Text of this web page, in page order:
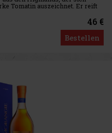
Tomatin auszeichnet. Er reift
und Oloroso-Sherryfässern
46 €
Bestellen